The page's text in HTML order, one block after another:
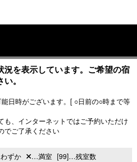
況を表示しています。ご希望の宿
。
日時がございます。[ ○日前の○時まで等
も、インターネットではご予約いただけ
でご了承ください
ずか …満室 [99]…残室数